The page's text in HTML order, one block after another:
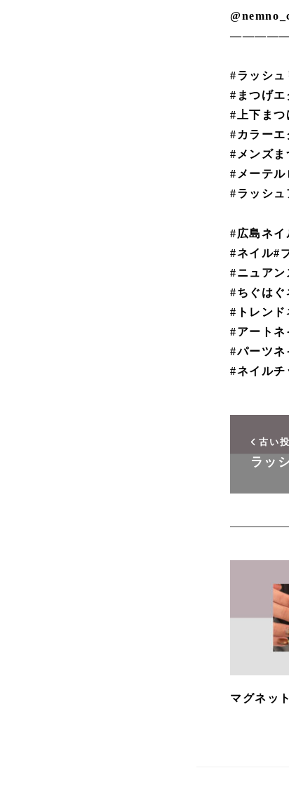
#ラッシュ
#まつげ
#上下まつ
#カラー
#メンズ
#メーテ
#ラッシ
#広島ネ
#ネイル#
#ニュア
#ちぐは
#トレン
#アート
#パーツ
#ネイル
古い
ラッ
マグネッ